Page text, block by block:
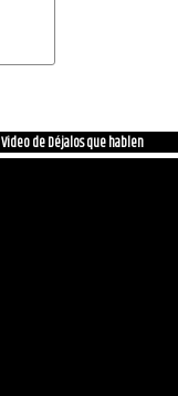
Video de Déjalos que hablen